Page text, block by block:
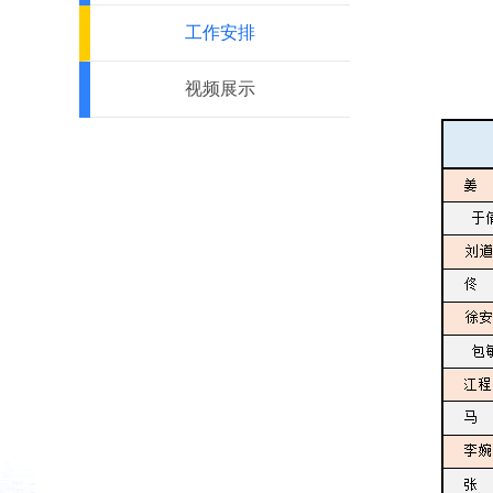
工作安排
视频展示